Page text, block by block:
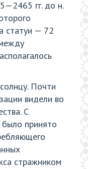
гг. до н.
статуи — 72
Почти
видели во
С
принято
стражником